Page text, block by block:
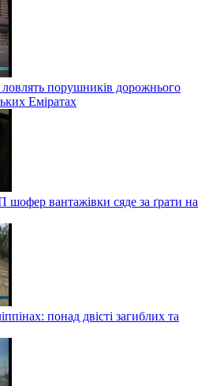
порушників дорожнього
Еміратах
вантажівки сяде за ґрати на
понад двісті загиблих та